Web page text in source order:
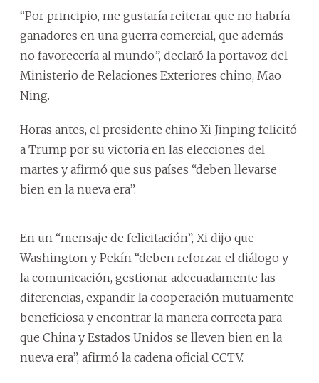
“Por principio, me gustaría reiterar que no habría
ganadores en una guerra comercial, que además
no favorecería al mundo”, declaró la portavoz del
Ministerio de Relaciones Exteriores chino, Mao
Ning.
Horas antes, el presidente chino Xi Jinping felicitó
a Trump por su victoria en las elecciones del
martes y afirmó que sus países “deben llevarse
bien en la nueva era”.
En un “mensaje de felicitación”, Xi dijo que
Washington y Pekín “deben reforzar el diálogo y
la comunicación, gestionar adecuadamente las
diferencias, expandir la cooperación mutuamente
beneficiosa y encontrar la manera correcta para
que China y Estados Unidos se lleven bien en la
nueva era”, afirmó la cadena oficial CCTV.